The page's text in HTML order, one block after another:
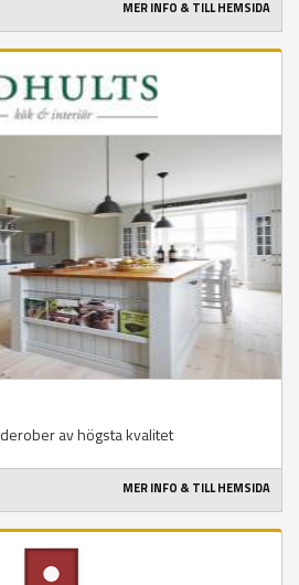
MER INFO & TILL HEMSIDA
av högsta kvalitet
MER INFO & TILL HEMSIDA